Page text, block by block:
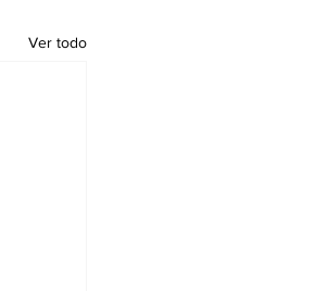
Ver todo